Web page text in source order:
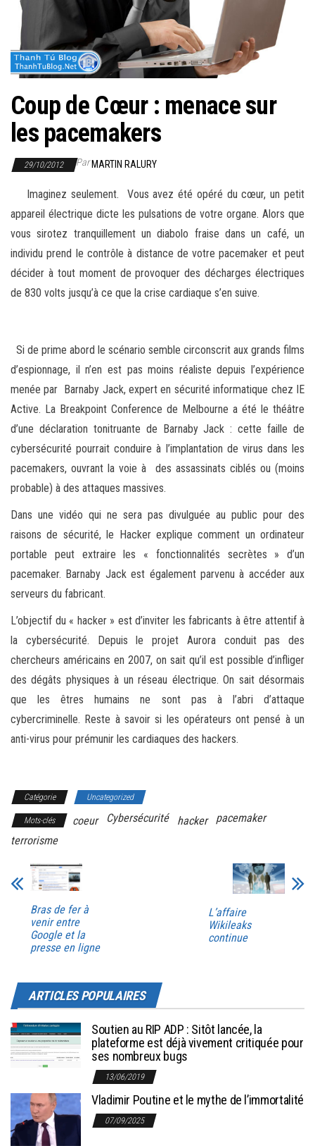
i
o
Coup de Cœur : menace sur
les pacemakers
29/10/2012 ParMARTIN RALURY
Imaginez seulement. Vous avez été opéré du cœur, un petit
appareil électrique dicte les pulsations de votre organe. Alors que
vous sirotez tranquillement un diabolo fraise dans un café, un
individu prend le contrôle à distance de votre pacemaker et peut
décider à tout moment de provoquer des décharges électriques
de 830 volts jusqu’à ce que la crise cardiaque s’en suive.
Si de prime abord le scénario semble circonscrit aux grands films
d’espionnage, il n’en est pas moins réaliste depuis l’expérience
menée par Barnaby Jack, expert en sécurité informatique chez IE
Active. La Breakpoint Conference de Melbourne a été le théâtre
d’une déclaration tonitruante de Barnaby Jack : cette faille de
cybersécurité pourrait conduire à l’implantation de virus dans les
pacemakers, ouvrant la voie à des assassinats ciblés ou (moins
probable) à des attaques massives.
Dans une vidéo qui ne sera pas divulguée au public pour des
raisons de sécurité, le Hacker explique comment un ordinateur
portable peut extraire les « fonctionnalités secrètes » d’un
pacemaker. Barnaby Jack est également parvenu à accéder aux
serveurs du fabricant.
L’objectif du « hacker » est d’inviter les fabricants à être attentif à
la cybersécurité. Depuis le projet Aurora conduit pas des
chercheurs américains en 2007, on sait qu’il est possible d’infliger
des dégâts physiques à un réseau électrique. On sait désormais
que les êtres humains ne sont pas à l’abri d’attaque
cybercriminelle. Reste à savoir si les opérateurs ont pensé à un
anti-virus pour prémunir les cardiaques des hackers.
Catégorie Uncategorized
Mots-clés coeur Cybersécurité hacker
pacemaker
terrorisme
Bras de fer à
venir entre
Google et la
presse en ligne
L’affaire
Wikileaks
continue
ARTICLES POPULAIRES
Soutien au RIP ADP : Sitôt lancée, la
plateforme est déjà vivement critiquée pour
ses nombreux bugs
13/06/2019
Vladimir Poutine et le mythe de l’immortalité
07/09/2025